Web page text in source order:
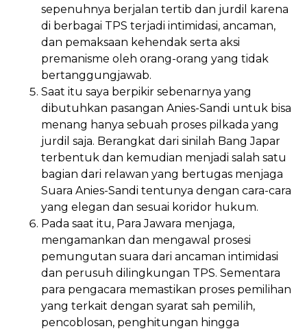
sepenuhnya berjalan tertib dan jurdil karena
di berbagai TPS terjadi intimidasi, ancaman,
dan pemaksaan kehendak serta aksi
premanisme oleh orang-orang yang tidak
bertanggungjawab.
Saat itu saya berpikir sebenarnya yang
dibutuhkan pasangan Anies-Sandi untuk bisa
menang hanya sebuah proses pilkada yang
jurdil saja. Berangkat dari sinilah Bang Japar
terbentuk dan kemudian menjadi salah satu
bagian dari relawan yang bertugas menjaga
Suara Anies-Sandi tentunya dengan cara-cara
yang elegan dan sesuai koridor hukum.
Pada saat itu, Para Jawara menjaga,
mengamankan dan mengawal prosesi
pemungutan suara dari ancaman intimidasi
dan perusuh dilingkungan TPS. Sementara
para pengacara memastikan proses pemilihan
yang terkait dengan syarat sah pemilih,
pencoblosan, penghitungan hingga